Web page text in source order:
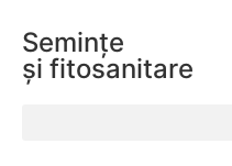
Semințe
și fitosanitare